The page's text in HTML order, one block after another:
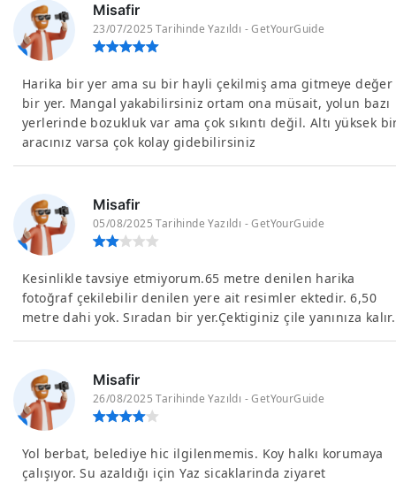
Misafir
23/07/2025 Tarihinde Yazıldı - GetYourGuide
Harika bir yer ama su bir hayli çekilmiş ama gitmeye değer
bir yer. Mangal yakabilirsiniz ortam ona müsait, yolun bazı
yerlerinde bozukluk var ama çok sıkıntı değil. Altı yüksek
aracınız varsa çok kolay gidebilirsiniz
Misafir
05/08/2025 Tarihinde Yazıldı - GetYourGuide
Kesinlikle tavsiye etmiyorum.65 metre denilen harika
fotoğraf çekilebilir denilen yere ait resimler ektedir. 6,50
metre dahi yok. Sıradan bir yer.Çektiginiz çile yanınıza kalır.
Misafir
26/08/2025 Tarihinde Yazıldı - GetYourGuide
Yol berbat, belediye hic ilgilenmemis. Koy halkı korumaya
çalışıyor. Su azaldığı için Yaz sicaklarinda ziyaret